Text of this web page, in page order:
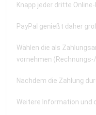
Knapp jeder dritte
PayPal genießt daher
Wählen die als
vornehmen
Nachdem die Zahlung
Weitere Information und